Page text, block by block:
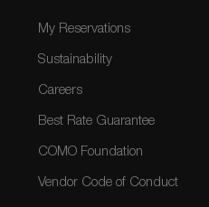
My Reservations
Sustainability
Careers
Best Rate Guarantee
COMO Foundation
Vendor Code of Conduct